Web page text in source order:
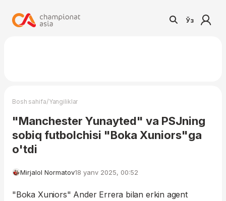
Ўз
Bosh sahifa/Yangiliklar
"Manchester Yunayted" va PSJning
sobiq futbolchisi "Boka Xuniors"ga
o'tdi
Mirjalol Normatov18 yanv 2025, 00:52
"Boka Xuniors" Ander Errera bilan erkin agent